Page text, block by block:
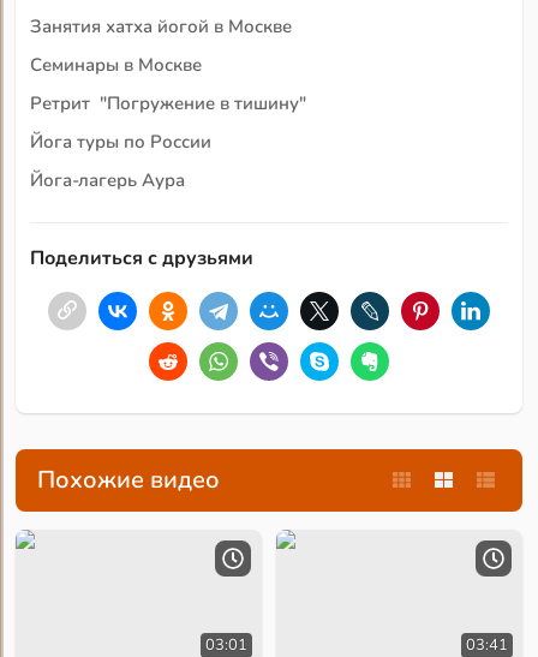
Занятия хатха йогой в Москве
Семинары в Москве
Ретрит "Погружение в тишину"
Йога туры по России
Йога-лагерь Аура
Поделиться с друзьями
Похожие видео
03:01 03:41